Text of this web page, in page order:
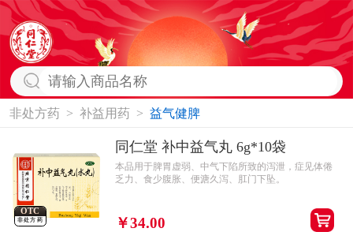
非处方药> 补益用药> 益气健脾
OTC
非处方药
同仁堂 补中益气丸 6g*10袋
本品用于脾胃虚弱、中气下陷所致的泻泄，症见体倦
乏力、食少腹胀、便溏久泻、肛门下坠。
￥34.00